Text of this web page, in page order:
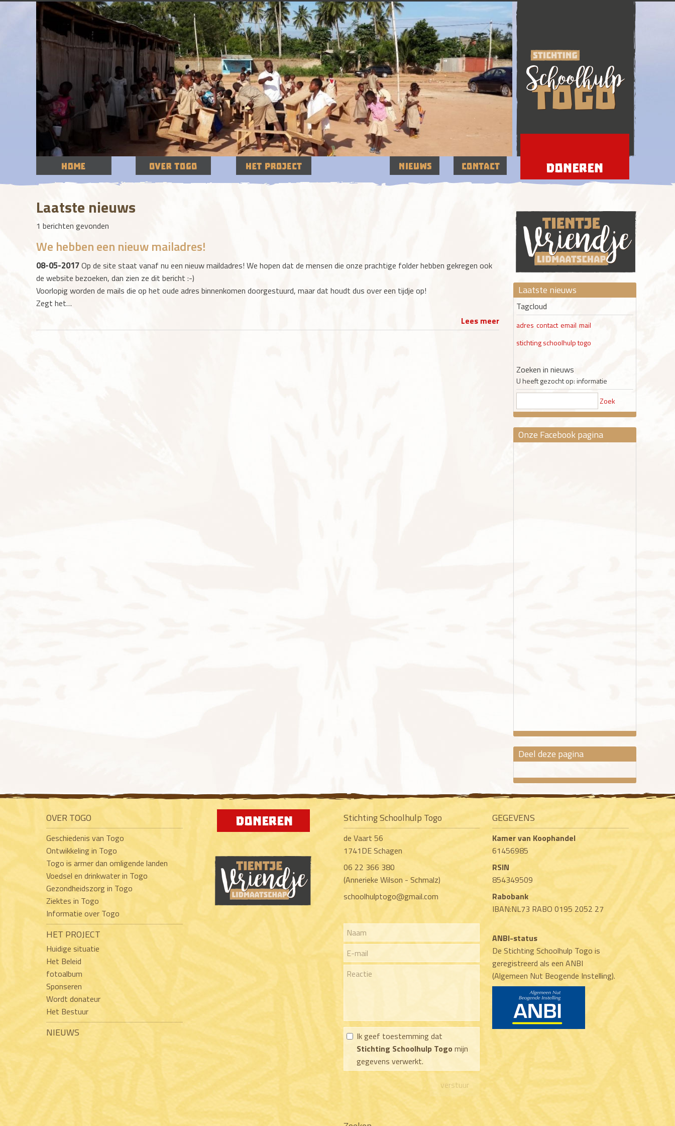
Laatste nieuws
1 berichten gevonden
We hebben een nieuw mailadres!
08-05-2017Op de site staat vanaf nu een nieuw maildadres! We hopen dat de mensen die onze prachtige folder hebben gekregen ook
de website bezoeken, dan zien ze dit bericht :-)
Voorlopig worden de mails die op het oude adres binnenkomen doorgestuurd, maar dat houdt dus over een tijdje op!
Zegt het…
Lees meer
Laatste nieuws
Tagcloud
adres contact email mail
stichting schoolhulp togo
Zoeken in nieuws
U heeft gezocht op: informatie
Zoek
Onze Facebook pagina
Deel deze pagina
OVER TOGO
Geschiedenis van Togo
Ontwikkeling in Togo
Togo is armer dan omligende landen
Voedsel en drinkwater in Togo
Gezondheidszorg in Togo
Ziektes in Togo
Informatie over Togo
HET PROJECT
Huidige situatie
Het Beleid
fotoalbum
Sponseren
Wordt donateur
Het Bestuur
NIEUWS
Stichting Schoolhulp Togo
de Vaart 56
1741DE Schagen
06 22 366 380
(Annerieke Wilson - Schmalz)
schoolhulptogo@gmail.com
Ik geef toestemming dat
Stichting Schoolhulp Togo mijn
gegevens verwerkt.
GEGEVENS
Kamer van Koophandel
61456985
RSIN
854349509
Rabobank
IBAN:NL73 RABO 0195 2052 27
ANBI-status
De Stichting Schoolhulp Togo is
geregistreerd als een ANBI
(Algemeen Nut Beogende Instelling).